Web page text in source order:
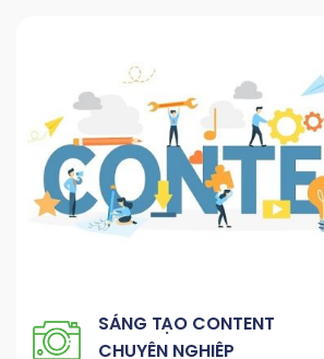
SÁNG TẠO CONTENT
CHUYÊN NGHIỆP